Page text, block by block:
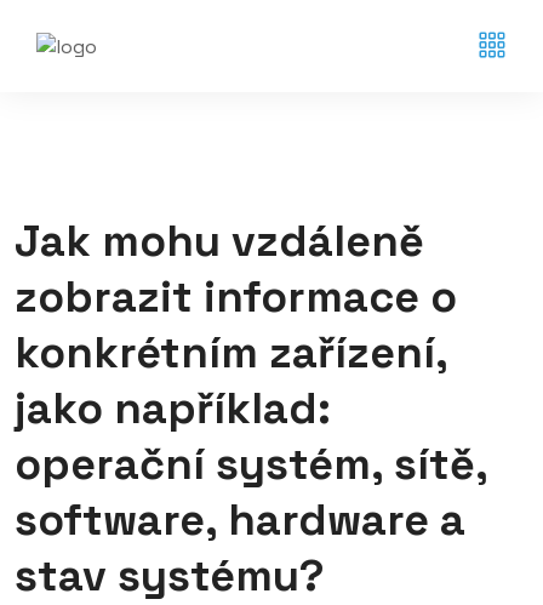
Jak mohu vzdáleně
zobrazit informace o
konkrétním zařízení,
jako například:
operační systém, sítě,
software, hardware a
stav systému?